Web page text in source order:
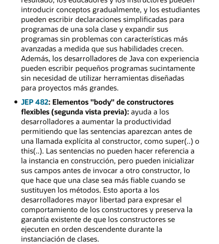
introducir conceptos gradualmente, y los estudiantes
pueden escribir declaraciones simplificadas para
programas de una sola clase y expandir sus
programas sin problemas con características más
avanzadas a medida que sus habilidades crecen.
Además, los desarrolladores de Java con experiencia
pueden escribir pequeños programas sucintamente
sin necesidad de utilizar herramientas diseñadas
para proyectos más grandes.
JEP 482: Elementos "body" de constructores
flexibles (segunda vista previa):ayuda a los
desarrolladores a aumentar la productividad
permitiendo que las sentencias aparezcan antes de
una llamada explícita al constructor, como super(..) o
this(..). Las sentencias no pueden hacer referencia a
la instancia en construcción, pero pueden inicializar
sus campos antes de invocar a otro constructor, lo
que hace que una clase sea más fiable cuando se
sustituyen los métodos. Esto aporta a los
desarrolladores mayor libertad para expresar el
comportamiento de los constructores y preserva la
garantía existente de que los constructores se
ejecuten en orden descendente durante la
instanciación de clases.